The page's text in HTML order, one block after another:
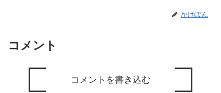
かけぽん
コメント
コメントを書き込む